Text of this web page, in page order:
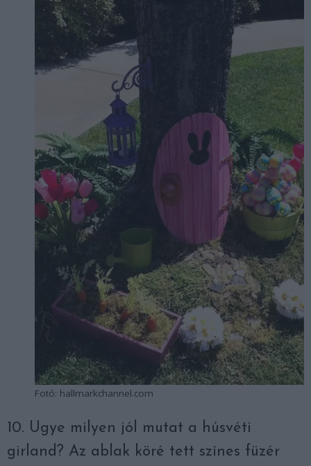
Fotó: hallmarkchannel.com
10. Ugye milyen jól mutat a húsvéti
girland? Az ablak köré tett színes füzér